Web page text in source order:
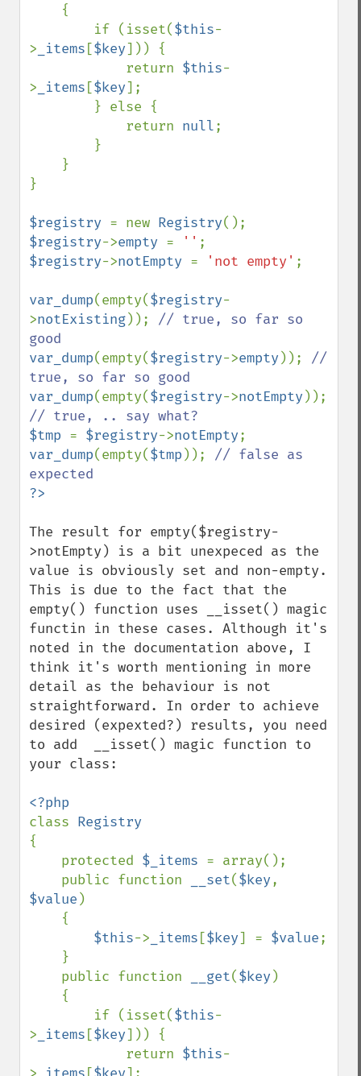
        if (isset(
$this-
> _items [$key])) {
            return
$this-
> _items [$key];
            return
null;
}
$registry = new Registry
$registry->empty = ''
$registry->notEmpty = 'not empty' ;
var_dump(empty($registry-
>notExisting)); // true, so far so
var_dump(empty($registry->empty )); //
var_dump(empty($registry->notEmpty
$tmp = $registry->notEmpty
var_dump(empty($tmp )); // false as
The result for empty($registry-
>notEmpty) is a bit unexpeced as the
value is obviously set and non-empty.
This is due to the fact that the
empty() function uses __isset() magic
functin in these cases. Although it's
noted in the documentation above, I
think it's worth mentioning in more
detail as the behaviour is not
straightforward. In order to achieve
desired (expexted?) results, you need
to add  __isset() magic function to
your class:
class
{
    protected
$_items = array();
    public function
__set($key
$value )
$this-> _items [$key] = $value;
    public function
__get($key )
        if (isset(
$this-
> _items [$key])) {
            return
$this-